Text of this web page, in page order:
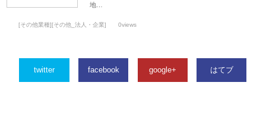
地…
[その他業種][その他_法人・企業] 0views
twitter facebook google+ はてブ